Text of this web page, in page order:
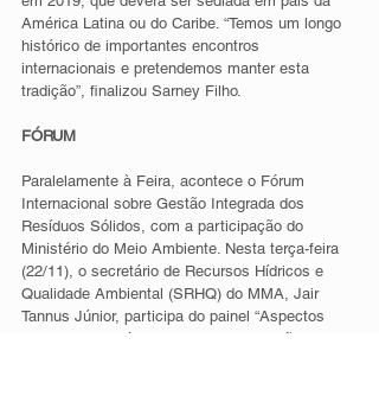
América Latina ou do Caribe. “Temos um longo
histórico de importantes encontros
internacionais e pretendemos manter esta
tradição”, finalizou Sarney Filho.
FÓRUM
Paralelamente à Feira, acontece o Fórum
Internacional sobre Gestão Integrada dos
Resíduos Sólidos, com a participação do
Ministério do Meio Ambiente. Nesta terça-feira
(22/11), o secretário de Recursos Hídricos e
Qualidade Ambiental (SRHQ) do MMA, Jair
Tannus Júnior, participa do painel “Aspectos
Financeiros e Técnicos para Implantação e